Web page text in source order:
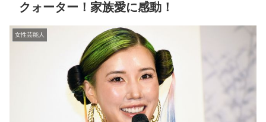
クォーター！家族愛に感動！
女性芸能人